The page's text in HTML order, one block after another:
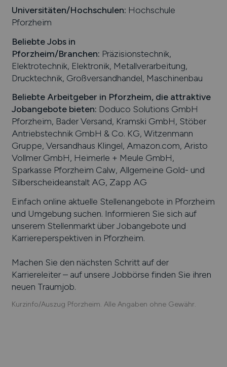
Universitäten/Hochschulen: Hochschule
Pforzheim
Beliebte Jobs in
Pforzheim/Branchen: Präzisionstechnik,
Elektrotechnik, Elektronik, Metallverarbeitung,
Drucktechnik, Großversandhandel, Maschinenbau
Beliebte Arbeitgeber in Pforzheim, die attraktive
Jobangebote bieten: Doduco Solutions GmbH
Pforzheim, Bader Versand, Kramski GmbH, Stöber
Antriebstechnik GmbH & Co. KG, Witzenmann
Gruppe, Versandhaus Klingel, Amazon.com, Aristo
Vollmer GmbH, Heimerle + Meule GmbH,
Sparkasse Pforzheim Calw, Allgemeine Gold- und
Silberscheideanstalt AG, Zapp AG
Einfach online aktuelle Stellenangebote in Pforzheim
und Umgebung suchen. Informieren Sie sich auf
unserem Stellenmarkt über Jobangebote und
Karriereperspektiven in Pforzheim.
Machen Sie den nächsten Schritt auf der
Karriereleiter – auf unsere Jobbörse finden Sie ihren
neuen Traumjob.
Kurzinfo/Auszug Pforzheim. Alle Angaben ohne Gewähr.